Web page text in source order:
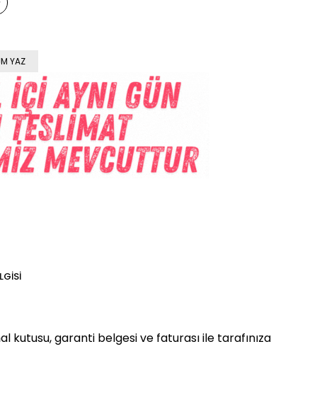
YAZ
kutusu, garanti belgesi ve faturası ile tarafınıza